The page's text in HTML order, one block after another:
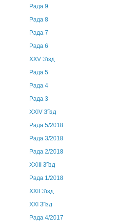
Рада 9
Рада 8
Рада 7
Рада 6
XXV З'їзд
Рада 5
Рада 4
Рада 3
ХХIV З'їзд
Рада 5/2018
Рада 3/2018
Рада 2/2018
XXIII З'їзд
Рада 1/2018
ХХІІ З'їзд
XXI З'їзд
Рада 4/2017